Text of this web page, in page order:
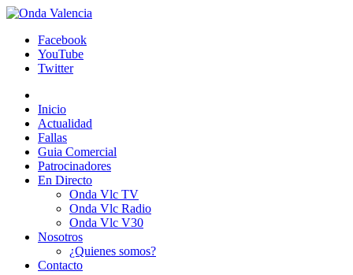
Facebook
YouTube
Twitter
Inicio
Actualidad
Fallas
Guia Comercial
Patrocinadores
En Directo
Onda Vlc TV
Onda Vlc Radio
Onda Vlc V30
Nosotros
¿Quienes somos?
Contacto